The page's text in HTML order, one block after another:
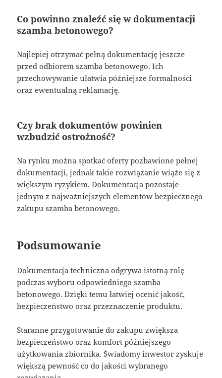
Co powinno znaleźć się w dokumentacji
szamba betonowego?
Najlepiej otrzymać pełną dokumentację jeszcze
przed odbiorem szamba betonowego. Ich
przechowywanie ułatwia późniejsze formalności
oraz ewentualną reklamację.
Czy brak dokumentów powinien
wzbudzić ostrożność?
Na rynku można spotkać oferty pozbawione pełnej
dokumentacji, jednak takie rozwiązanie wiąże się z
większym ryzykiem. Dokumentacja pozostaje
jednym z najważniejszych elementów bezpiecznego
zakupu szamba betonowego.
Podsumowanie
Dokumentacja techniczna odgrywa istotną rolę
podczas wyboru odpowiedniego szamba
betonowego. Dzięki temu łatwiej ocenić jakość,
bezpieczeństwo oraz przeznaczenie produktu.
Staranne przygotowanie do zakupu zwiększa
bezpieczeństwo oraz komfort późniejszego
użytkowania zbiornika. Świadomy inwestor zyskuje
większą pewność co do jakości wybranego